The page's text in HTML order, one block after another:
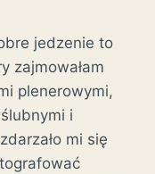
jedzenie to
zajmowałam
plenerowymi,
i
mi się